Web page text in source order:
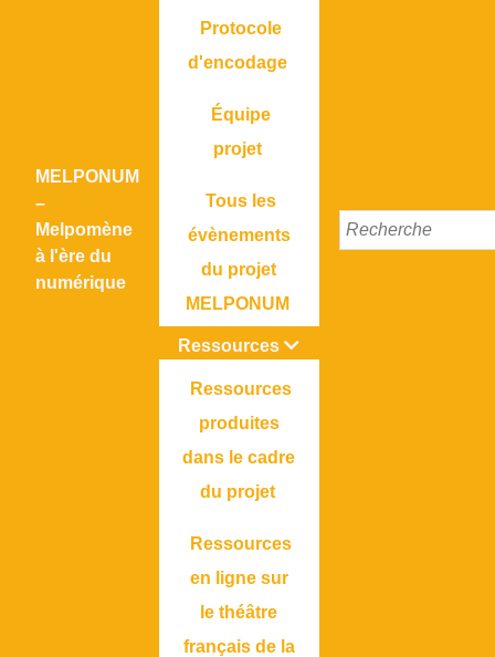
MELPONUM
–
Melpomène
à l'ère du
numérique
Protocole
d'encodage
Équipe
projet
Tous les
évènements
du projet
MELPONUM
Ressources
Ressources
produites
dans le cadre
du projet
Ressources
en ligne sur
le théâtre
français de la